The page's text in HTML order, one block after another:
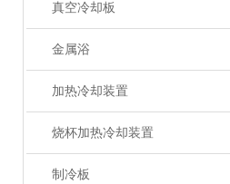
真空冷却板
金属浴
加热冷却装置
烧杯加热冷却装置
制冷板